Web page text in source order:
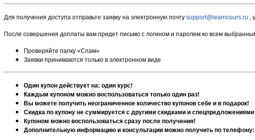
Для получения доступа отправьте заявку на электронную почту support@learncours.ru ,
После совершения доплаты вам придет письмо с логином и паролем ко всем
Проверяйте папку «Спам»
Заявки принимаются только в электронном виде
Один купон действует на: один курс!
Каждым купоном можно воспользоваться только один раз!
Вы можете получить неограниченное количество купонов себе и в подарок!
Скидка по купону не суммируется с другими скидками и
Купоном можно воспользоваться сразу после получения!
Дополнительную информацию и консультации можно получить по телефону: